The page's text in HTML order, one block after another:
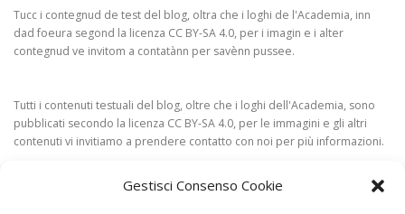
Gestisci Consenso Cookie
Tucc i contegnud de test del blog, oltra che i loghi de l'Academia, inn
dad foeura segond la licenza CC BY-SA 4.0, per i imagin e i alter
contegnud ve invitom a contatànn per savènn pussee.
Tutti i contenuti testuali del blog, oltre che i loghi dell'Academia, sono
pubblicati secondo la licenza CC BY-SA 4.0, per le immagini e gli altri
contenuti vi invitiamo a prendere contatto con noi per più informazioni.